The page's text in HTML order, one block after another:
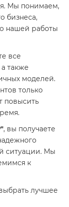
Мы понимаем,
бизнеса,
нашей работы
все
также
моделей.
только
повысить
, вы получаете
ситуации. Мы
к
лучшее